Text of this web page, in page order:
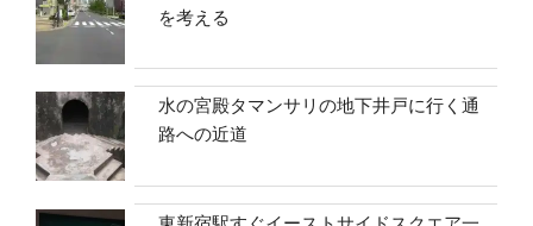
を考える
水の宮殿タマンサリの地下井戸に行く通
路への近道